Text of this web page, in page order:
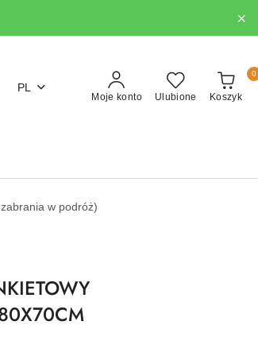
PL
Moje konto Ulubione Koszyk
0
w podróż)